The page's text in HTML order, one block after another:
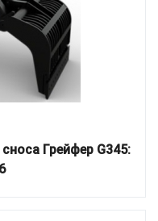
Грейфер G345: